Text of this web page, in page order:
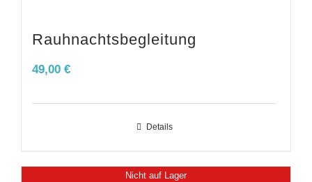
Rauhnachtsbegleitung
49,00 €
Details
Nicht auf Lager